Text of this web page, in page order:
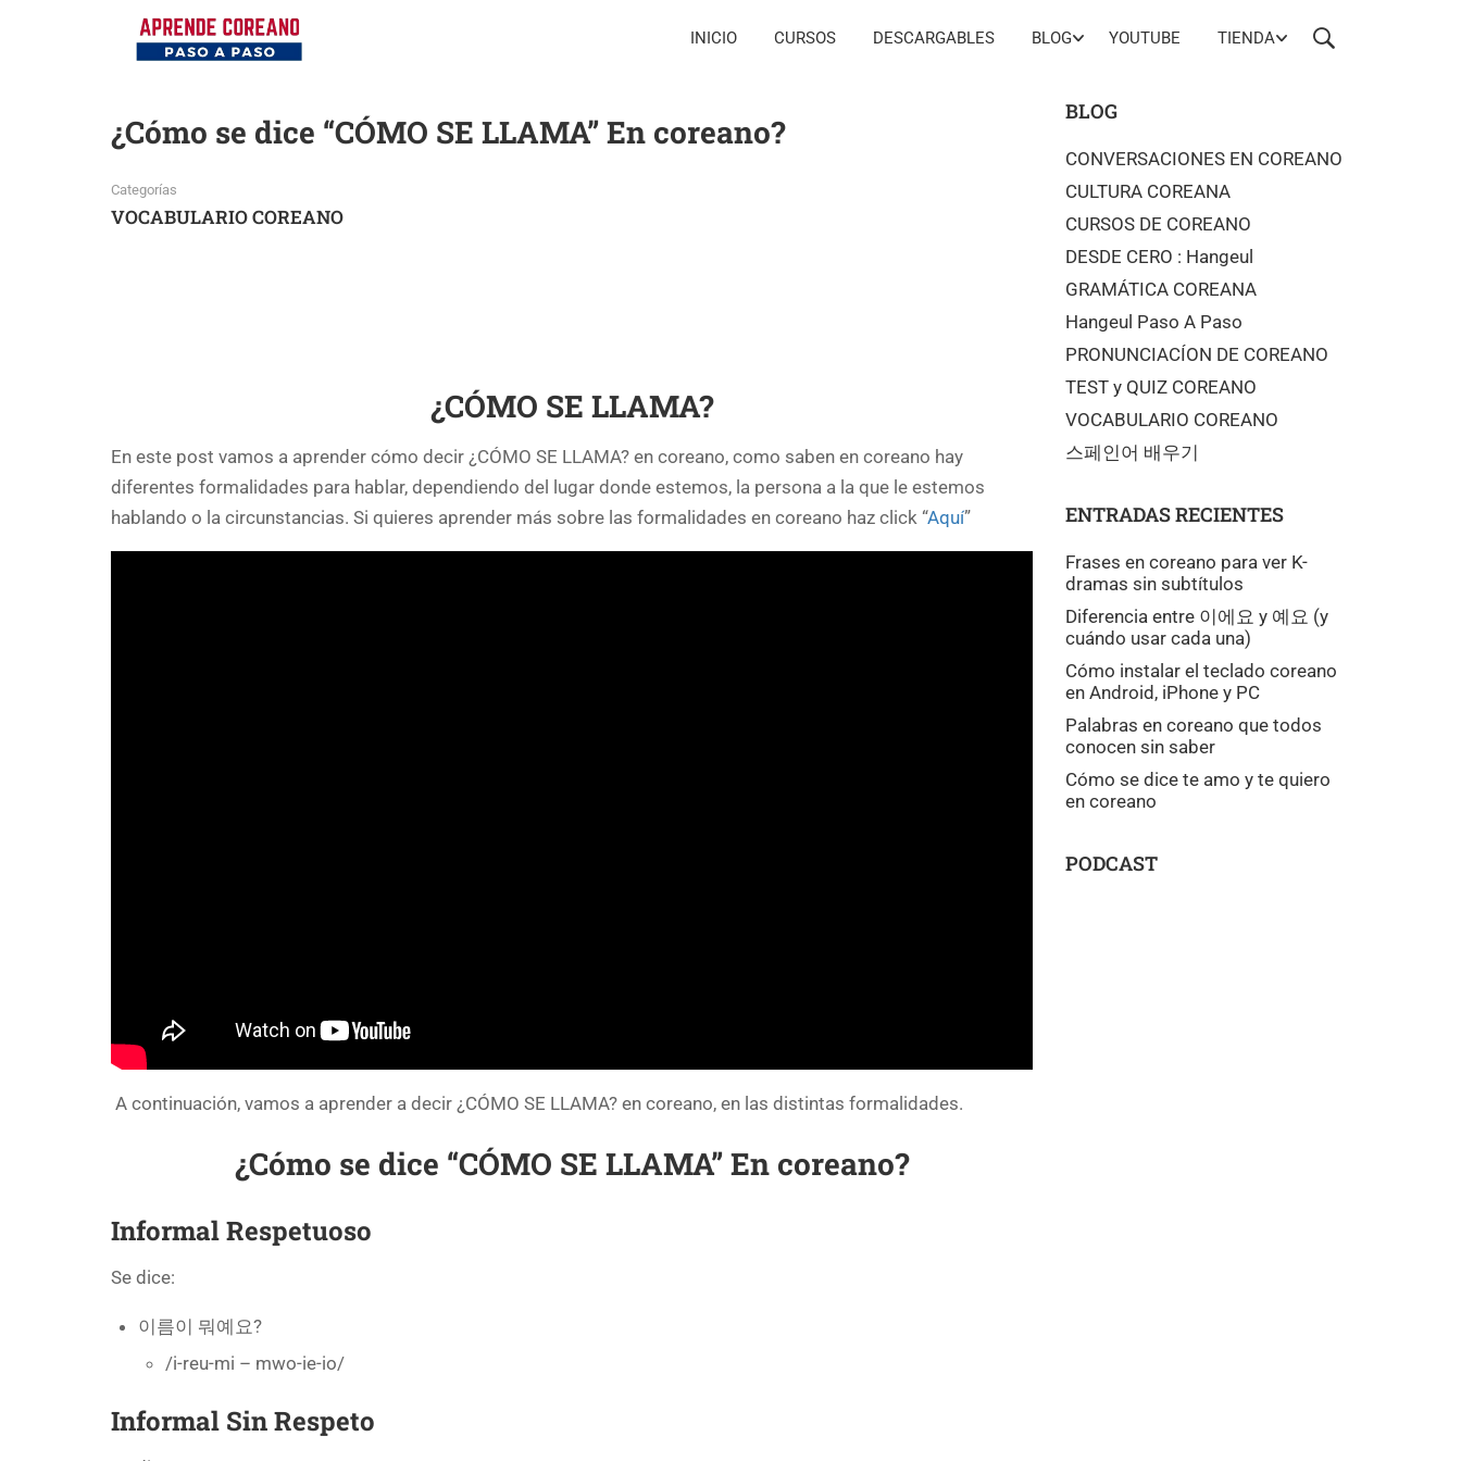
INICIO CURSOS DESCARGABLES BLOG YOUTUBE TIENDA
¿Cómo se dice “CÓMO SE LLAMA” En coreano?
Categorías
VOCABULARIO COREANO
¿CÓMO SE LLAMA?
En este post vamos a aprender cómo decir ¿CÓMO SE LLAMA? en coreano, como saben en coreano hay
diferentes formalidades para hablar, dependiendo del lugar donde estemos, la persona a la que le estemos
hablando o la circunstancias. Si quieres aprender más sobre las formalidades en coreano haz click “Aquí”
A continuación, vamos a aprender a decir ¿CÓMO SE LLAMA? en coreano, en las distintas formalidades.
¿Cómo se dice “CÓMO SE LLAMA” En coreano?
Informal Respetuoso
Se dice:
이름이 뭐예요?
/i-reu-mi – mwo-ie-io/
Informal Sin Respeto
BLOG
CONVERSACIONES EN COREANO
CULTURA COREANA
CURSOS DE COREANO
DESDE CERO : Hangeul
GRAMÁTICA COREANA
Hangeul Paso A Paso
PRONUNCIACÍON DE COREANO
TEST y QUIZ COREANO
VOCABULARIO COREANO
스페인어 배우기
ENTRADAS RECIENTES
Frases en coreano para ver K-
dramas sin subtítulos
Diferencia entre 이에요 y 예요 (y
cuándo usar cada una)
Cómo instalar el teclado coreano
en Android, iPhone y PC
Palabras en coreano que todos
conocen sin saber
Cómo se dice te amo y te quiero
en coreano
PODCAST